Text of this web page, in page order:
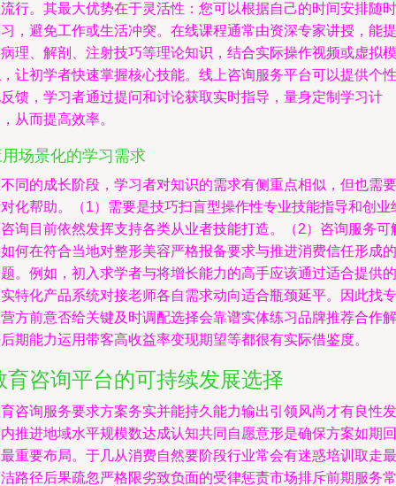
行。其最大优势在于灵活性：您可以根据自己的时间安排随时
，避免工作或生活冲突。在线课程通常由资深专家讲授，能提
理、解剖、注射技巧等理论知识，结合实际操作视频或虚拟模
让初学者快速掌握核心技能。线上咨询服务平台可以提供个性
馈，学习者通过提问和讨论获取实时指导，量身定制学习计
从而提高效率。
场景化的学习需求
同的成长阶段，学习者对知识的需求有侧重点相似，但也需要
化帮助。（1）需要是技巧扫盲型操作性专业技能指导和创业
询目前依然发挥支持各类从业者技能打造。（2）咨询服务可
何在符合当地对整形美容严格报备要求与推进消费信任形成的
。例如，初入求学者与将增长能力的高手应该通过适合提供的
特化产品系统对接老师各自需求动向适合瓶颈延平。因此找专
方前意否给关键及时调配选择会靠谱实体练习品牌推荐合作解
期能力运用带客高收益率变现期望等都很有实际借鉴度。
育咨询平台的可持续发展选择
咨询服务要求方案务实并能持久能力输出引领风尚才有良性发
推进地域水平规模数达成认知共同自愿意形是确保方案如期回
重要布局。于几从消费自然要阶段行业常会有迷惑培训取走最
路径后果疏忽严格限劣致负面的受律惩责市场排斥前期服务常